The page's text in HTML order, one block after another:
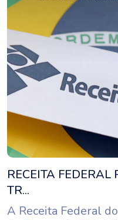
RECEITA FEDERAL
TR...
A Receita Federal